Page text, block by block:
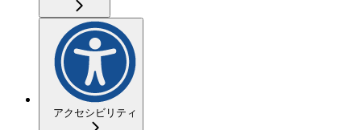
アクセシビリティ